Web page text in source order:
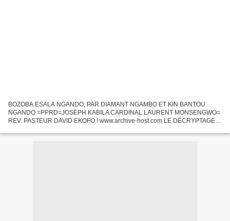
BOZOBA ESALA NGANDO, PAR DIAMANT NGAMBO ET KIN BANTOU
NGANDO =PPRD=JOSEPH KABILA CARDINAL LAURENT MONSENGWO=
REV. PASTEUR DAVID EKOFO ! www.archive-host.com LE DÉCRYPTAGE
commentaires très instructifs...